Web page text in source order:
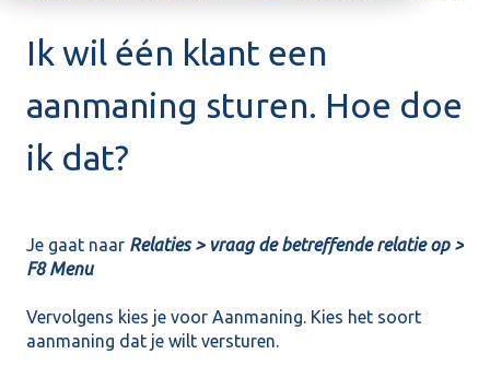
Ik wil één klant een
aanmaning sturen. Hoe doe
ik dat?
Je gaat naar Relaties > vraag de betreffende relatie op >
F8 Menu
Vervolgens kies je voor Aanmaning. Kies het soort
aanmaning dat je wilt versturen.